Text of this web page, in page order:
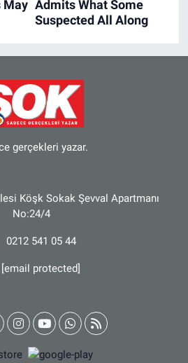
gerçekleri yazar.
Köşk Sokak Şevval Apartmanı
No:24/4
0212 541 05 44
[email protected]